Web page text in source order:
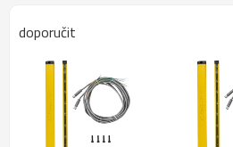
Mezera
Zjistit přesnost 18 mm
Množství
paprsků
164
doporučit